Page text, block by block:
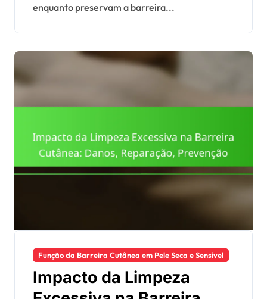
enquanto preservam a barreira...
Função da Barreira Cutânea em Pele Seca e Sensível
Impacto da Limpeza